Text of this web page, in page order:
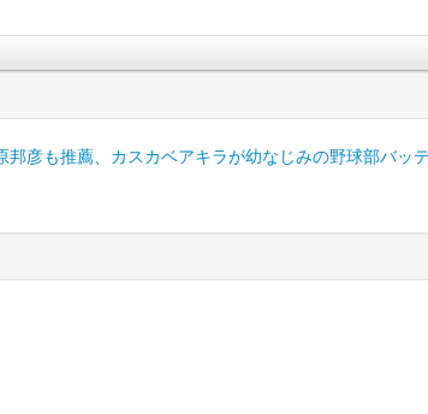
邦彦も推薦、カスカベアキラが幼なじみの野球部バッ